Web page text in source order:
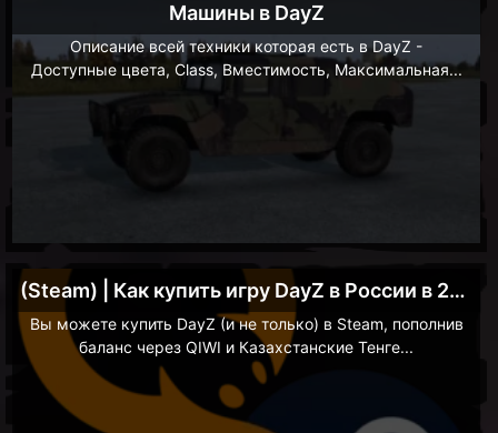
Машины в DayZ
Описание всей техники которая есть в DayZ -
Доступные цвета, Class, Вместимость, Максимальная...
(Steam) | Как купить игру DayZ в России в 2023
Вы можете купить DayZ (и не только) в Steam, пополнив
баланс через QIWI и Казахстанские Тенге...